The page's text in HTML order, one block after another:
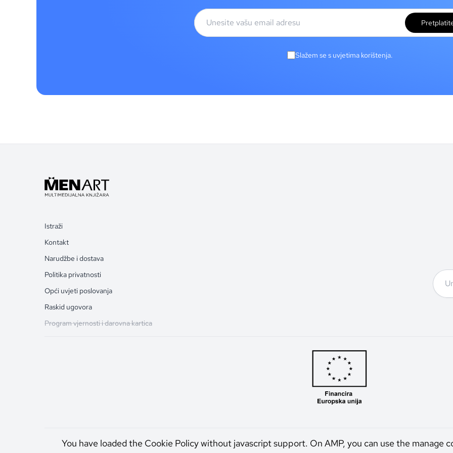
Slažem se s uvjetima korištenja.
Istraži
Kontakt
Narudžbe i dostava
Politika privatnosti
Opći uvjeti poslovanja
Raskid ugovora
Program vjernosti i darovna kartica
You have loaded the Cookie Policy without javascript support. On AMP, you can use the